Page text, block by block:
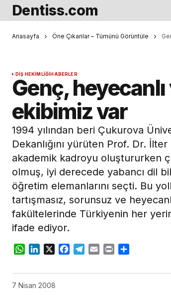
Dentiss.com
Anasayfa Öne Çıkanlar – Tümünü Görüntüle
DIŞ HEKIMLIĞIHABERLER
Genç,
ekibimiz var
1994 yılından beri Çukurova
Dekanlığını yürüten Prof. Dr.
akademik kadroyu oluştururken
olmuş, iyi derecede yabancı dil
öğretim elemanlarını seçti. Bu
tartışmasız, sorunsuz ve
fakültelerinde Türkiyenin her
ifade ediyor.
WhatsApp
LinkedIn
X Facebook
Telegram
Email Print
7 Nisan 2008